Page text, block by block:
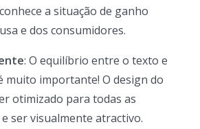
a situação de ganho
e dos consumidores.
: O equilíbrio entre o texto e
muito importante! O design do
otimizado para todas as
ser visualmente atractivo.